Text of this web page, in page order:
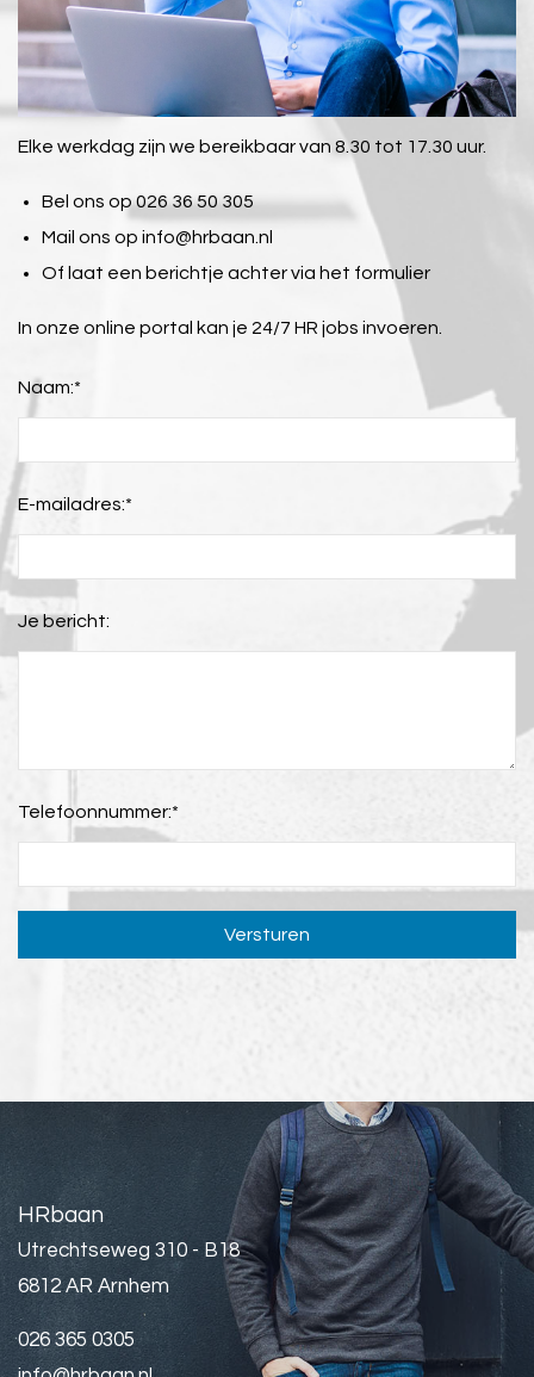
Elke werkdag zijn we bereikbaar van 8.30 tot 17.30 uur.
Bel ons op 026 36 50 305
Mail ons op info@hrbaan.nl
Of laat een berichtje achter via het formulier
In onze online portal kan je 24/7 HR jobs invoeren.
Naam:*
E-mailadres:*
Je bericht:
Telefoonnummer:*
Versturen
HRbaan
Utrechtseweg 310 - B18
6812 AR Arnhem
026 365 0305